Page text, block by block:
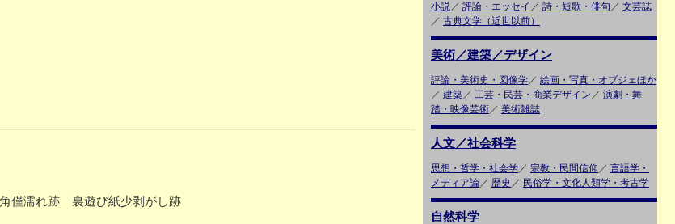
僅濡れ跡 裏遊び紙少剥がし跡
小説／ 評論・エッセイ ／ 詩・短歌・俳句 ／ 文芸誌
／ 古典文学（近世以前）
美術／建築／デザイン
評論・美術史・図像学／ 絵画・写真・オブジェほか
／ 建築／ 工芸・民芸・商業デザイン ／ 演劇・舞
踏・映像芸術／ 美術雑誌
人文／社会科学
思想・哲学・社会学／ 宗教・民間信仰 ／ 言語学・
メディア論／ 歴史 ／ 民俗学・文化人類学・考古学
自然科学